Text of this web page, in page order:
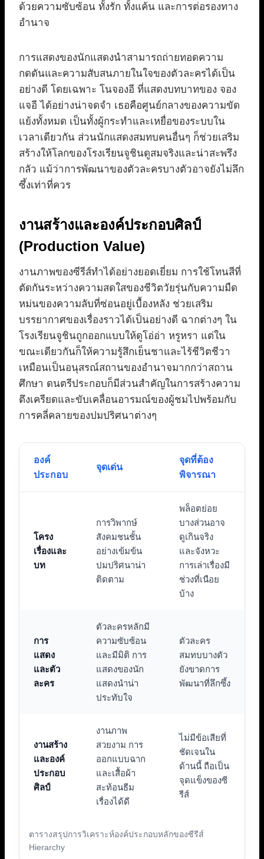
ด้วยความซับซ้อน ทั้งรัก ทั้งแค้น และการต่อรองทาง
อำนาจ
การแสดงของนักแสดงนำสามารถถ่ายทอดความ
กดดันและความสับสนภายในใจของตัวละครได้เป็น
อย่างดี โดยเฉพาะ โนจองอี ที่แสดงบทบาทของ จอง
แจอี ได้อย่างน่าจดจำ เธอคือศูนย์กลางของความขัด
แย้งทั้งหมด เป็นทั้งผู้กระทำและเหยื่อของระบบใน
เวลาเดียวกัน ส่วนนักแสดงสมทบคนอื่นๆ ก็ช่วยเสริม
สร้างให้โลกของโรงเรียนจูชินดูสมจริงและน่าสะพรึง
กลัว แม้ว่าการพัฒนาของตัวละครบางตัวอาจยังไม่ลึก
ซึ้งเท่าที่ควร
งานสร้างและองค์ประกอบศิลป์
(Production Value)
งานภาพของซีรีส์ทำได้อย่างยอดเยี่ยม การใช้โทนสีที่
ตัดกันระหว่างความสดใสของชีวิตวัยรุ่นกับความมืด
หม่นของความลับที่ซ่อนอยู่เบื้องหลัง ช่วยเสริม
บรรยากาศของเรื่องราวได้เป็นอย่างดี ฉากต่างๆ ใน
โรงเรียนจูชินถูกออกแบบให้ดูโอ่อ่า หรูหรา แต่ใน
ขณะเดียวกันก็ให้ความรู้สึกเย็นชาและไร้ชีวิตชีวา
เหมือนเป็นอนุสรณ์สถานของอำนาจมากกว่าสถาน
ศึกษา ดนตรีประกอบก็มีส่วนสำคัญในการสร้างความ
ตึงเครียดและขับเคลื่อนอารมณ์ของผู้ชมไปพร้อมกับ
การคลี่คลายของปมปริศนาต่างๆ
ตารางสรุปการวิเคราะห์องค์ประกอบหลักของซีรีส์
Hierarchy
องค์
ประกอบ
จุดเด่น
จุดที่ต้อง
พิจารณา
โครง
เรื่องและ
บท
การวิพากษ์
สังคมชนชั้น
อย่างเข้มข้น
ปมปริศนาน่า
ติดตาม
พล็อตย่อย
บางส่วนอาจ
ดูเกินจริง
และจังหวะ
การเล่าเรื่องมี
ช่วงที่เนือย
บ้าง
การ
แสดง
และตัว
ละคร
ตัวละครหลักมี
ความซับซ้อน
และมีมิติ การ
แสดงของนัก
แสดงนำน่า
ประทับใจ
ตัวละคร
สมทบบางตัว
ยังขาดการ
พัฒนาที่ลึกซึ้ง
งานสร้าง
และองค์
ประกอบ
ศิลป์
งานภาพ
สวยงาม การ
ออกแบบฉาก
และเสื้อผ้า
สะท้อนธีม
เรื่องได้ดี
ไม่มีข้อเสียที่
ชัดเจนใน
ด้านนี้ ถือเป็น
จุดแข็งของซี
รีส์